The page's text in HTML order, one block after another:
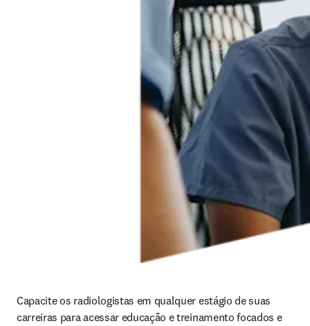
Capacite os radiologistas em qualquer estágio de suas
carreiras para acessar educação e treinamento focados e